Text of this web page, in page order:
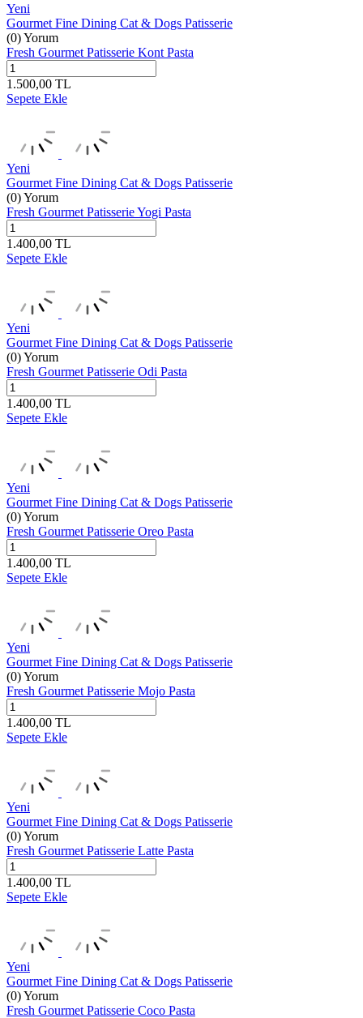
Yeni
Gourmet Fine Dining Cat & Dogs Patisserie
(0) Yorum
Fresh Gourmet Patisserie Kont Pasta
1.500,00 TL
Sepete Ekle
Yeni
Gourmet Fine Dining Cat & Dogs Patisserie
(0) Yorum
Fresh Gourmet Patisserie Yogi Pasta
1.400,00 TL
Sepete Ekle
Yeni
Gourmet Fine Dining Cat & Dogs Patisserie
(0) Yorum
Fresh Gourmet Patisserie Odi Pasta
1.400,00 TL
Sepete Ekle
Yeni
Gourmet Fine Dining Cat & Dogs Patisserie
(0) Yorum
Fresh Gourmet Patisserie Oreo Pasta
1.400,00 TL
Sepete Ekle
Yeni
Gourmet Fine Dining Cat & Dogs Patisserie
(0) Yorum
Fresh Gourmet Patisserie Mojo Pasta
1.400,00 TL
Sepete Ekle
Yeni
Gourmet Fine Dining Cat & Dogs Patisserie
(0) Yorum
Fresh Gourmet Patisserie Latte Pasta
1.400,00 TL
Sepete Ekle
Yeni
Gourmet Fine Dining Cat & Dogs Patisserie
(0) Yorum
Fresh Gourmet Patisserie Coco Pasta